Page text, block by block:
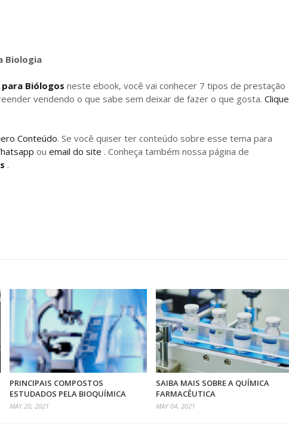
Biologia
Biólogos neste ebook, você vai conhecer 7 tipos de prestação
vendendo o que sabe sem deixar de fazer o que gosta. Clique
Conteúdo. Se você quiser ter conteúdo sobre esse tema para
ou email do site . Conheça também nossa página de
.
PRINCIPAIS COMPOSTOS
ESTUDADOS PELA BIOQUÍMICA
MAY 20, 2021
SAIBA MAIS SOBRE A QUÍMICA
FARMACÊUTICA
MAY 04, 2021